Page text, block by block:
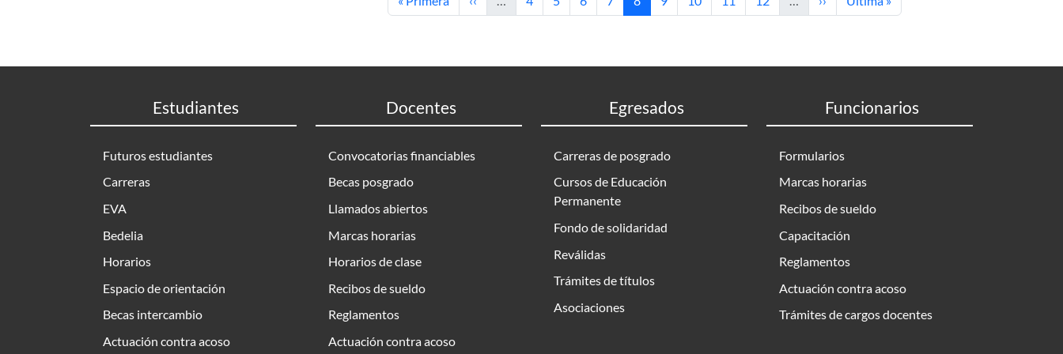
Estudiantes
Futuros estudiantes
Carreras
EVA
Bedelia
Horarios
Espacio de orientación
Becas intercambio
Actuación contra acoso
Docentes
Convocatorias financiables
Becas posgrado
Llamados abiertos
Marcas horarias
Horarios de clase
Recibos de sueldo
Reglamentos
Actuación contra acoso
Egresados
Carreras de posgrado
Cursos de Educación
Permanente
Fondo de solidaridad
Reválidas
Trámites de títulos
Asociaciones
Funcionarios
Formularios
Marcas horarias
Recibos de sueldo
Capacitación
Reglamentos
Actuación contra acoso
Trámites de cargos docentes